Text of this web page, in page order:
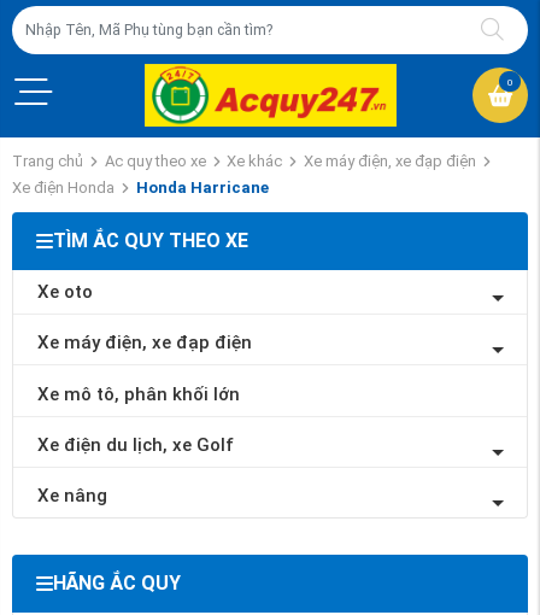
0
Trang chủ Ac quy theo xe Xe khác
Xe máy điện, xe đạp điện
Xe điện Honda
Honda Harricane
TÌM ẮC QUY THEO XE
Xe oto
Xe máy điện, xe đạp điện
Xe mô tô, phân khối lớn
Xe điện du lịch, xe Golf
Xe nâng
HÃNG ẮC QUY